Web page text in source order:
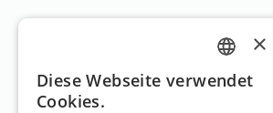
GERMAN
×
Diese Webseite verwendet
Cookies.